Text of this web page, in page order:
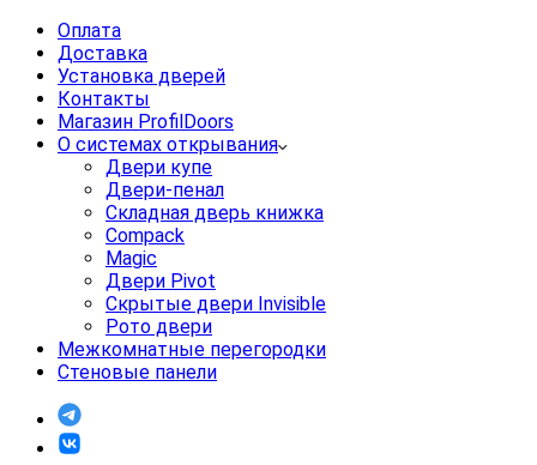
Оплата
Доставка
Установка дверей
Контакты
Магазин ProfilDoors
О системах открывания
Двери купе
Двери-пенал
Складная дверь книжка
Compack
Magic
Двери Pivot
Скрытые двери Invisible
Рото двери
Межкомнатные перегородки
Стеновые панели